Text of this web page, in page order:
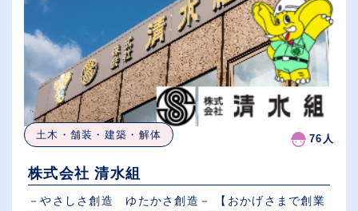
土木・舗装・建築・解体 76人
株式会社 清水組
－やさしさ創造 ゆたかさ創造－ 【おかげさまで創業